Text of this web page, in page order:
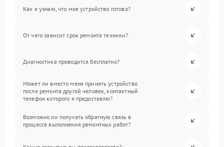
Как я узнаю, что мое устройство готово?
От чего зависит срок ремонта техники?
Диагностика проводится бесплатно?
Может ли вместо меня принять устройство
после ремонта другой человек, контактный
телефон которого я предоставлю?
Возможно ли получать обратную связь в
процессе выполнения ремонтных работ?